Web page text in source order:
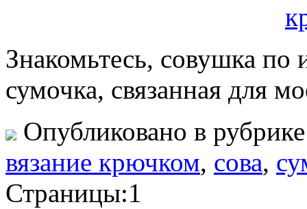
Знакомьтесь, совушка
сумочка, связанная для
Опубликовано в
вязание крючком, сова,
Страницы:1